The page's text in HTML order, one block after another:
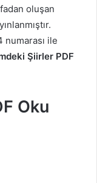
oluşan
numarası ile
Şiirler PDF
Oku